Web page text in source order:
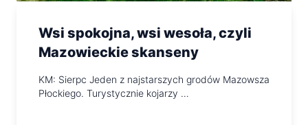
Wsi spokojna, wsi wesoła, czyli
Mazowieckie skanseny
KM: Sierpc Jeden z najstarszych grodów Mazowsza
Płockiego. Turystycznie kojarzy …